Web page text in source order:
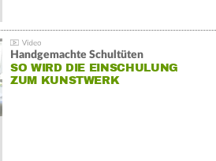
Handgemachte Schultüten
SO WIRD DIE EINSCHULUNG
ZUM KUNSTWERK